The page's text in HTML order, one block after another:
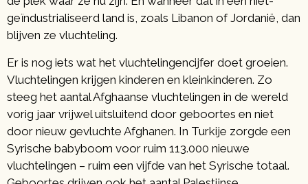
geïndustrialiseerd land is, zoals Libanon of Jordanië, dan
blijven ze vluchteling.
Er is nog iets wat het vluchtelingencijfer doet groeien.
Vluchtelingen krijgen kinderen en kleinkinderen. Zo
steeg het aantal Afghaanse vluchtelingen in de wereld
vorig jaar vrijwel uitsluitend door geboortes en niet
door nieuw gevluchte Afghanen. In Turkije zorgde een
Syrische babyboom voor ruim 113.000 nieuwe
vluchtelingen – ruim een vijfde van het Syrische totaal.